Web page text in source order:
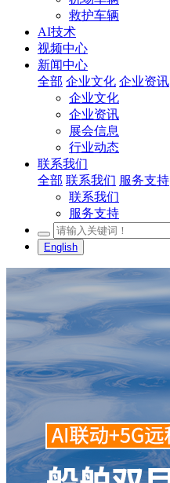
救护车辆
AI技术
视频中心
新闻中心
全部 企业文化 企业资讯
企业文化
企业资讯
展会信息
行业动态
联系我们
全部 联系我们 服务支持
联系我们
服务支持
English